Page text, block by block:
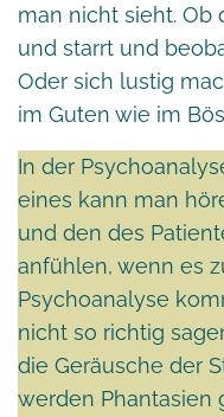
man nicht sieht. Ob
und starrt und
Oder sich lustig
im Guten wie im
In der
eines kann man
und den des
anfühlen, wenn es
Psychoanalyse
nicht so richtig
die Geräusche der
werden Phantasien